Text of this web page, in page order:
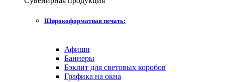
Широкоформатная печать:
Афиши
Баннеры
Бэклит для световых коробов
Графика на окна